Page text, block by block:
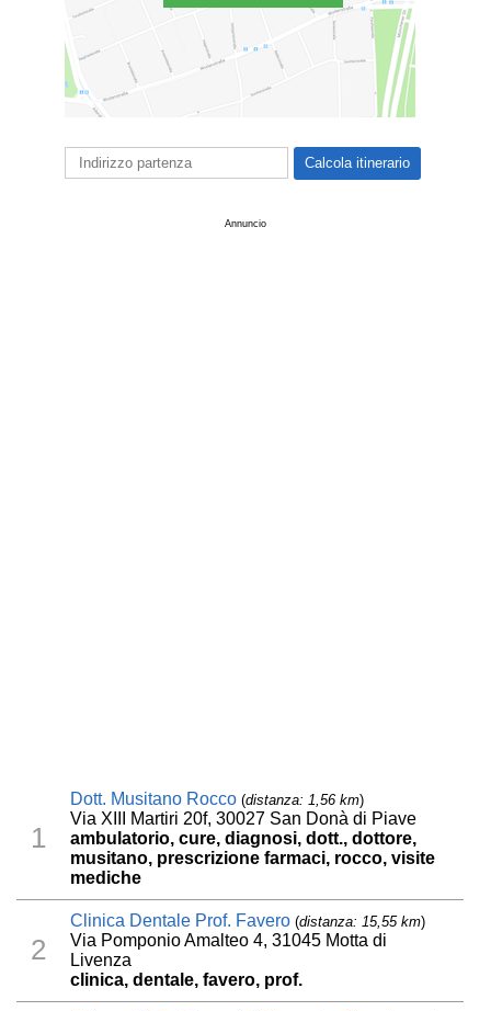
Annuncio
1
Dott. Musitano Rocco (distanza: 1,56 km)
Via XIII Martiri 20f, 30027 San Donà di Piave
ambulatorio, cure, diagnosi, dott., dottore,
musitano, prescrizione farmaci, rocco, visite
mediche
2
Clinica Dentale Prof. Favero (distanza: 15,55 km)
Via Pomponio Amalteo 4, 31045 Motta di
Livenza
clinica, dentale, favero, prof.